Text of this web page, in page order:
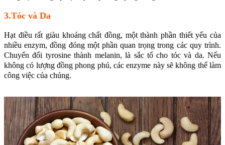
3.Tóc và Da
Hạt điều rất giàu khoáng chất đồng, một thành phần thiết yếu của
nhiều enzym, đồng đóng một phần quan trọng trong các quy trình.
Chuyển đổi tyrosine thành melanin, là sắc tố cho tóc và da. Nếu
không có lượng đồng phong phú, các enzyme này sẽ không thể làm
công việc của chúng.